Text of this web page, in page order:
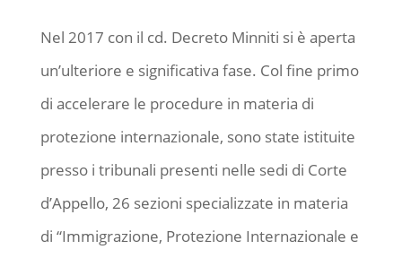
Nel 2017 con il cd. Decreto Minniti si è aperta
un’ulteriore e significativa fase. Col fine primo
di accelerare le procedure in materia di
protezione internazionale, sono state istituite
presso i tribunali presenti nelle sedi di Corte
d’Appello, 26 sezioni specializzate in materia
di “Immigrazione, Protezione Internazionale e